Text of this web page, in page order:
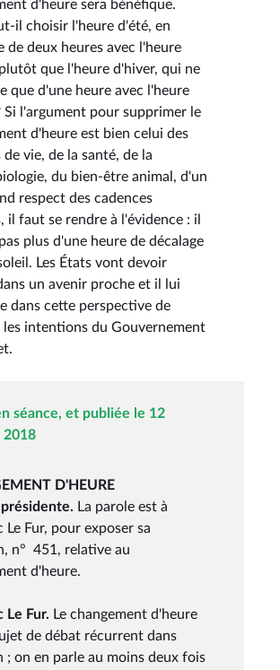
d'heure sera bénéfique.
il choisir l'heure d'été, en
de deux heures avec l'heure
que l'heure d'hiver, qui ne
que d'une heure avec l'heure
Si l'argument pour supprimer le
d'heure est bien celui des
vie, de la santé, de la
du bien-être animal, d'un
respect des cadences
il faut se rendre à l'évidence : il
plus d'une heure de décalage
Les États vont devoir
un avenir proche et il lui
dans cette perspective de
les intentions du Gouvernement
séance, et publiée le 12
2018
D'HEURE
La parole est à
Le Fur, pour exposer sa
n° 451, relative au
d'heure.
Le Fur. Le changement d'heure
de débat récurrent dans
; on en parle au moins deux fois